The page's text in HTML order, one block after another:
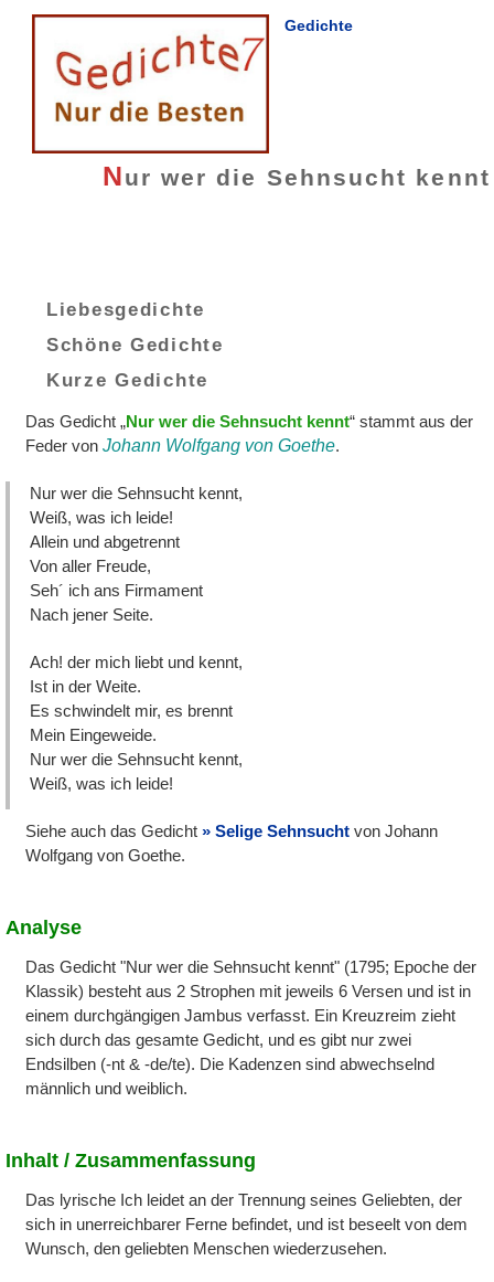
Gedichte
Nur wer die Sehnsucht kennt
Liebesgedichte
Schöne Gedichte
Kurze Gedichte
Das Gedicht „Nur wer die Sehnsucht kennt“ stammt aus der
Feder vonJohann Wolfgang von Goethe.
Nur wer die Sehnsucht kennt,
Weiß, was ich leide!
Allein und abgetrennt
Von aller Freude,
Seh´ ich ans Firmament
Nach jener Seite.
Ach! der mich liebt und kennt,
Ist in der Weite.
Es schwindelt mir, es brennt
Mein Eingeweide.
Nur wer die Sehnsucht kennt,
Weiß, was ich leide!
Siehe auch das Gedicht Selige Sehnsucht von Johann
Wolfgang von Goethe.
Analyse
Das Gedicht "Nur wer die Sehnsucht kennt" (1795; Epoche der
Klassik) besteht aus 2 Strophen mit jeweils 6 Versen und ist in
einem durchgängigen Jambus verfasst. Ein Kreuzreim zieht
sich durch das gesamte Gedicht, und es gibt nur zwei
Endsilben (-nt & -de/te). Die Kadenzen sind abwechselnd
männlich und weiblich.
Inhalt / Zusammenfassung
Das lyrische Ich leidet an der Trennung seines Geliebten, der
sich in unerreichbarer Ferne befindet, und ist beseelt von dem
Wunsch, den geliebten Menschen wiederzusehen.